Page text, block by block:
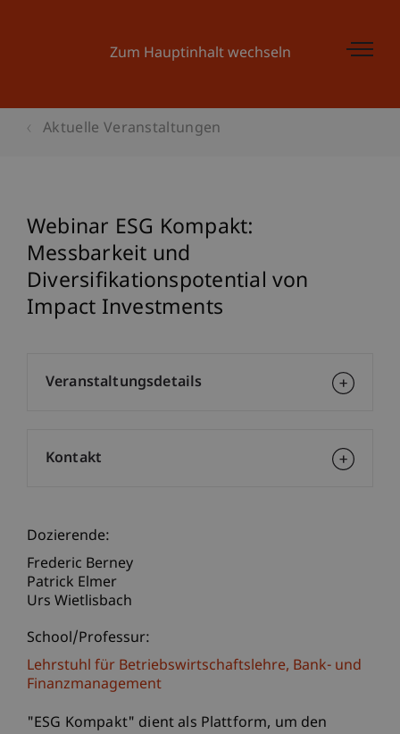
Zum Hauptinhalt wechseln
Aktuelle Veranstaltungen
Webinar ESG Kompakt:
Messbarkeit und
Diversifikationspotential von
Impact Investments
Dozierende:
Frederic Berney
Patrick Elmer
Urs Wietlisbach
School/Professur:
Lehrstuhl für Betriebswirtschaftslehre, Bank- und
Finanzmanagement
"ESG Kompakt" dient als Plattform, um den
Veranstaltungsdetails
Kontakt